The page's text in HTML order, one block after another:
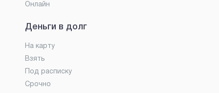
Онлайн
Деньги в долг
На карту
Взять
Под расписку
Срочно